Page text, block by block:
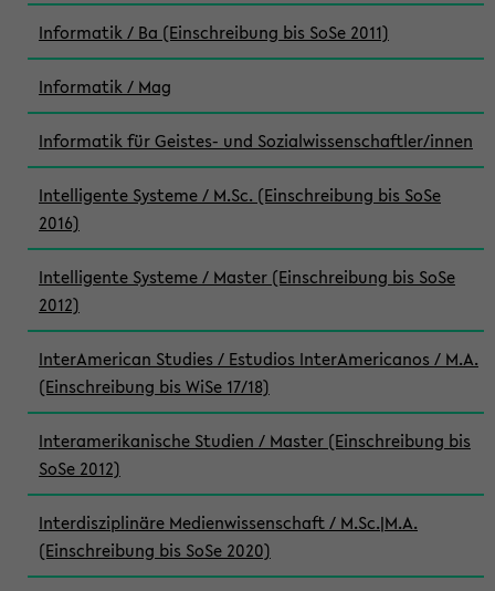
Informatik / Ba (Einschreibung bis SoSe 2011)
Informatik / Mag
Informatik für Geistes- und Sozialwissenschaftler/innen
Intelligente Systeme / M.Sc. (Einschreibung bis SoSe
2016)
Intelligente Systeme / Master (Einschreibung bis SoSe
2012)
InterAmerican Studies / Estudios InterAmericanos / M.A.
(Einschreibung bis WiSe 17/18)
Interamerikanische Studien / Master (Einschreibung bis
SoSe 2012)
Interdisziplinäre Medienwissenschaft / M.Sc.|M.A.
(Einschreibung bis SoSe 2020)